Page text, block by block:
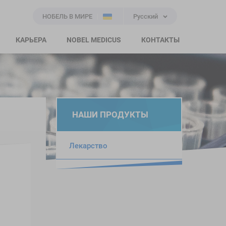
НОБЕЛЬ В МИРЕ Русский
КАРЬЕРА NOBEL MEDICUS КОНТАКТЫ
НАШИ ПРОДУКТЫ
Лекарство